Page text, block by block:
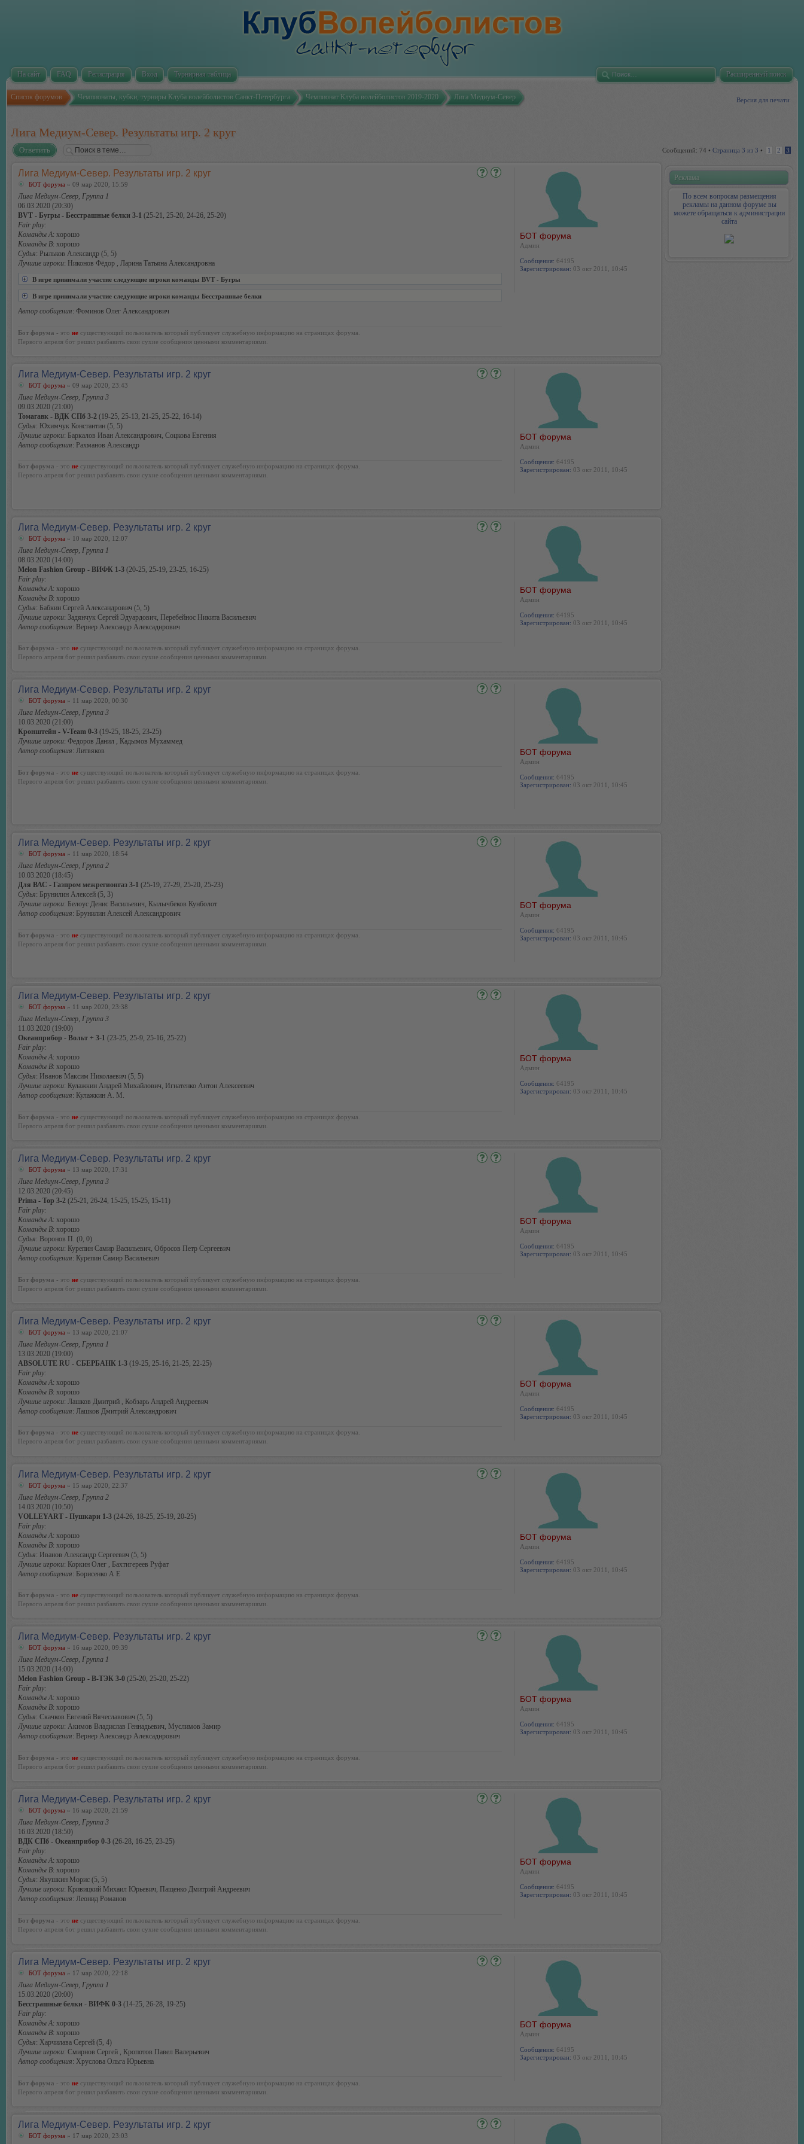
Расширенный поиск
На сайт FAQ Регистрация Вход Турнирная таблица
Версия для печати
Список форумов Чемпионаты, кубки, турниры Клуба волейболистов Санкт-Петербурга Чемпионат Клуба волейболистов 2019-2020 Лига Медиум-Север
Лига Медиум-Север. Результаты игр. 2 круг
Ответить Сообщений: 74 • Страница 3 из 3 • 1 2 3
Лига Медиум-Север. Результаты игр. 2 круг
БОТ форума » 09 мар 2020, 15:59
Лига Медиум-Север, Группа 1
06.03.2020 (20:30)
BVT - Бугры - Бесстрашные белки 3-1 (25-21, 25-20, 24-26, 25-20)
Fair play:
Команды А: хорошо
Команды В: хорошо
Судья: Рыльков Александр (5, 5)
Лучшие игроки: Никонов Фёдор , Ларина Татьяна Александровна
В игре принимали участие следующие игроки команды BVT - Бугры
В игре принимали участие следующие игроки команды Бесстрашные белки
Автор сообщения: Фоминов Олег Александрович
Бот форума - это не существующий пользователь который публикует служебную информацию на страницах форума.
Первого апреля бот решил разбавить свои сухие сообщения ценными комментариями.
БОТ форума
Админ
Сообщения: 64195
Зарегистрирован: 03 окт 2011, 10:45
Лига Медиум-Север. Результаты игр. 2 круг
БОТ форума » 09 мар 2020, 23:43
Лига Медиум-Север, Группа 3
09.03.2020 (21:00)
Томагавк - ВДК СПб 3-2 (19-25, 25-13, 21-25, 25-22, 16-14)
Судья: Юхимчук Константин (5, 5)
Лучшие игроки: Баркалов Иван Александрович, Соцкова Евгения
Автор сообщения: Рахманов Александр
Бот форума - это не существующий пользователь который публикует служебную информацию на страницах форума.
Первого апреля бот решил разбавить свои сухие сообщения ценными комментариями.
БОТ форума
Админ
Сообщения: 64195
Зарегистрирован: 03 окт 2011, 10:45
Лига Медиум-Север. Результаты игр. 2 круг
БОТ форума » 10 мар 2020, 12:07
Лига Медиум-Север, Группа 1
08.03.2020 (14:00)
Melon Fashion Group - ВИФК 1-3 (20-25, 25-19, 23-25, 16-25)
Fair play:
Команды А: хорошо
Команды В: хорошо
Судья: Бабкин Сергей Александрович (5, 5)
Лучшие игроки: Задянчук Сергей Эдуардович, Перебейнос Никита Васильевич
Автор сообщения: Вернер Александр Алексаднрович
Бот форума - это не существующий пользователь который публикует служебную информацию на страницах форума.
Первого апреля бот решил разбавить свои сухие сообщения ценными комментариями.
БОТ форума
Админ
Сообщения: 64195
Зарегистрирован: 03 окт 2011, 10:45
Лига Медиум-Север. Результаты игр. 2 круг
БОТ форума » 11 мар 2020, 00:30
Лига Медиум-Север, Группа 3
10.03.2020 (21:00)
Кронштейн - V-Team 0-3 (19-25, 18-25, 23-25)
Лучшие игроки: Федоров Данил , Кадымов Мухаммед
Автор сообщения: Литвяков
Бот форума - это не существующий пользователь который публикует служебную информацию на страницах форума.
Первого апреля бот решил разбавить свои сухие сообщения ценными комментариями.
БОТ форума
Админ
Сообщения: 64195
Зарегистрирован: 03 окт 2011, 10:45
Лига Медиум-Север. Результаты игр. 2 круг
БОТ форума » 11 мар 2020, 18:54
Лига Медиум-Север, Группа 2
10.03.2020 (18:45)
Для ВАС - Газпром межрегионгаз 3-1 (25-19, 27-29, 25-20, 25-23)
Судья: Брунилин Алексей (5, 3)
Лучшие игроки: Белоус Денис Васильевич, Кылычбеков Кунболот
Автор сообщения: Брунилин Алексей Александрович
Бот форума - это не существующий пользователь который публикует служебную информацию на страницах форума.
Первого апреля бот решил разбавить свои сухие сообщения ценными комментариями.
БОТ форума
Админ
Сообщения: 64195
Зарегистрирован: 03 окт 2011, 10:45
Лига Медиум-Север. Результаты игр. 2 круг
БОТ форума » 11 мар 2020, 23:38
Лига Медиум-Север, Группа 3
11.03.2020 (19:00)
Океанприбор - Вольт + 3-1 (23-25, 25-9, 25-16, 25-22)
Fair play:
Команды А: хорошо
Команды В: хорошо
Судья: Иванов Максим Николаевич (5, 5)
Лучшие игроки: Кулажкин Андрей Михайлович, Игнатенко Антон Алексеевич
Автор сообщения: Кулажкин А. М.
Бот форума - это не существующий пользователь который публикует служебную информацию на страницах форума.
Первого апреля бот решил разбавить свои сухие сообщения ценными комментариями.
БОТ форума
Админ
Сообщения: 64195
Зарегистрирован: 03 окт 2011, 10:45
Лига Медиум-Север. Результаты игр. 2 круг
БОТ форума » 13 мар 2020, 17:31
Лига Медиум-Север, Группа 3
12.03.2020 (20:45)
Prima - Тор 3-2 (25-21, 26-24, 15-25, 15-25, 15-11)
Fair play:
Команды А: хорошо
Команды В: хорошо
Судья: Воронов П. (0, 0)
Лучшие игроки: Курепин Самир Васильевич, Обросов Петр Сергеевич
Автор сообщения: Курепин Самир Васильевич
Бот форума - это не существующий пользователь который публикует служебную информацию на страницах форума.
Первого апреля бот решил разбавить свои сухие сообщения ценными комментариями.
БОТ форума
Админ
Сообщения: 64195
Зарегистрирован: 03 окт 2011, 10:45
Лига Медиум-Север. Результаты игр. 2 круг
БОТ форума » 13 мар 2020, 21:07
Лига Медиум-Север, Группа 1
13.03.2020 (19:00)
ABSOLUTE RU - СБЕРБАНК 1-3 (19-25, 25-16, 21-25, 22-25)
Fair play:
Команды А: хорошо
Команды В: хорошо
Лучшие игроки: Лашков Дмитрий , Кобзарь Андрей Андреевич
Автор сообщения: Лашков Дмитрий Александрович
Бот форума - это не существующий пользователь который публикует служебную информацию на страницах форума.
Первого апреля бот решил разбавить свои сухие сообщения ценными комментариями.
БОТ форума
Админ
Сообщения: 64195
Зарегистрирован: 03 окт 2011, 10:45
Лига Медиум-Север. Результаты игр. 2 круг
БОТ форума » 15 мар 2020, 22:37
Лига Медиум-Север, Группа 2
14.03.2020 (10:50)
VOLLEYART - Пушкари 1-3 (24-26, 18-25, 25-19, 20-25)
Fair play:
Команды А: хорошо
Команды В: хорошо
Судья: Иванов Александр Сергеевич (5, 5)
Лучшие игроки: Коркин Олег , Бахтигереев Руфат
Автор сообщения: Борисенко А Е
Бот форума - это не существующий пользователь который публикует служебную информацию на страницах форума.
Первого апреля бот решил разбавить свои сухие сообщения ценными комментариями.
БОТ форума
Админ
Сообщения: 64195
Зарегистрирован: 03 окт 2011, 10:45
Лига Медиум-Север. Результаты игр. 2 круг
БОТ форума » 16 мар 2020, 09:39
Лига Медиум-Север, Группа 1
15.03.2020 (14:00)
Melon Fashion Group - В-ТЭК 3-0 (25-20, 25-20, 25-22)
Fair play:
Команды А: хорошо
Команды В: хорошо
Судья: Скачков Евгений Вячеславович (5, 5)
Лучшие игроки: Акимов Владислав Геннадьевич, Муслимов Замир
Автор сообщения: Вернер Александр Алексаднрович
Бот форума - это не существующий пользователь который публикует служебную информацию на страницах форума.
Первого апреля бот решил разбавить свои сухие сообщения ценными комментариями.
БОТ форума
Админ
Сообщения: 64195
Зарегистрирован: 03 окт 2011, 10:45
Лига Медиум-Север. Результаты игр. 2 круг
БОТ форума » 16 мар 2020, 21:59
Лига Медиум-Север, Группа 3
16.03.2020 (18:50)
ВДК СПб - Океанприбор 0-3 (26-28, 16-25, 23-25)
Fair play:
Команды А: хорошо
Команды В: хорошо
Судья: Якушкин Морис (5, 5)
Лучшие игроки: Кривицкий Михаил Юрьевич, Пащенко Дмитрий Андреевич
Автор сообщения: Леонид Романов
Бот форума - это не существующий пользователь который публикует служебную информацию на страницах форума.
Первого апреля бот решил разбавить свои сухие сообщения ценными комментариями.
БОТ форума
Админ
Сообщения: 64195
Зарегистрирован: 03 окт 2011, 10:45
Лига Медиум-Север. Результаты игр. 2 круг
БОТ форума » 17 мар 2020, 22:18
Лига Медиум-Север, Группа 1
15.03.2020 (20:00)
Бесстрашные белки - ВИФК 0-3 (14-25, 26-28, 19-25)
Fair play:
Команды А: хорошо
Команды В: хорошо
Судья: Харчилава Сергей (5, 4)
Лучшие игроки: Смирнов Сергей , Кропотов Павел Валерьевич
Автор сообщения: Хруслова Ольга Юрьевна
Бот форума - это не существующий пользователь который публикует служебную информацию на страницах форума.
Первого апреля бот решил разбавить свои сухие сообщения ценными комментариями.
БОТ форума
Админ
Сообщения: 64195
Зарегистрирован: 03 окт 2011, 10:45
Лига Медиум-Север. Результаты игр. 2 круг
БОТ форума » 17 мар 2020, 23:03
Реклама
По всем вопросам размещения
рекламы на данном форуме вы
можете обращаться к администрации
сайта